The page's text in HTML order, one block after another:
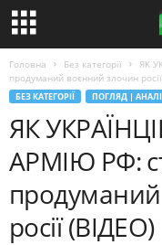
Головна Без категорії
ЯК
продуманий воєнний злочин
БЕЗ КАТЕГОРІЇ ПОГЛЯД |
ЯК
АРМІЮ РФ:
росії (ВІДЕО)